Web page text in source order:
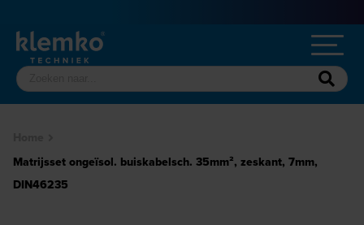
Matrijsset ongeïsol. buiskabelsch. 35mm², zeskant, 7mm,
DIN46235